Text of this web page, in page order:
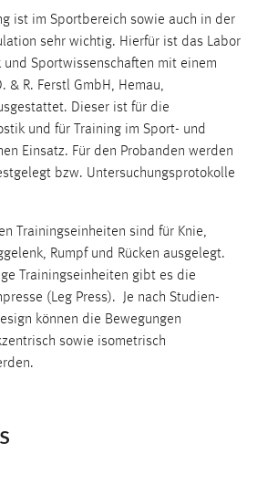
ist im Sportbereich sowie auch in der
sehr wichtig. Hierfür ist das Labor
und Sportwissenschaften mit einem
& R. Ferstl GmbH, Hemau,
Dieser ist für die
und für Training im Sport- und
Einsatz. Für den Probanden werden
bzw. Untersuchungsprotokolle
Trainingseinheiten sind für Knie,
Rumpf und Rücken ausgelegt.
Trainingseinheiten gibt es die
(Leg Press). Je nach Studien-
können die Bewegungen
sowie isometrisch